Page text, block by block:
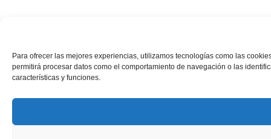
Para ofrecer las mejores experiencias, utilizamos tecnologías como las
permitirá procesar datos como el comportamiento de navegación o las
características y funciones.